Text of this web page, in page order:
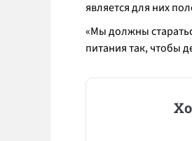
является для них
«Мы должны
питания так, чтобы